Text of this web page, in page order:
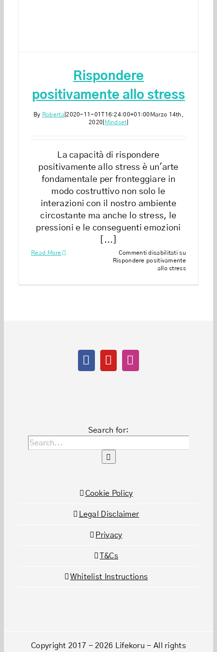
Rispondere
positivamente allo stress
By Roberta |2020-11-01T16:24:00+01:00 Marzo 14th,
2020 Mindset
La capacità di rispondere
positivamente allo stress è un'arte
fondamentale per fronteggiare in
modo costruttivo non solo le
interazioni con il nostro ambiente
circostante ma anche lo stress, le
pressioni e le conseguenti emozioni
[...]
Read More Commenti disabilitati su
Rispondere positivamente
allo stress
Search for:
Cookie Policy
Legal Disclaimer
Privacy
T&Cs
Whitelist Instructions
Copyright 2017 - 2026 Lifekoru - All rights